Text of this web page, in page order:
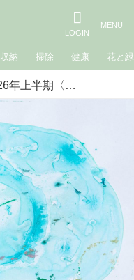
収納 掃除 健康 花と緑
［水瓶座］2026年上半期〈4月・5月・6月の運勢〉春の星占い｜suuuiの星の道しるべ